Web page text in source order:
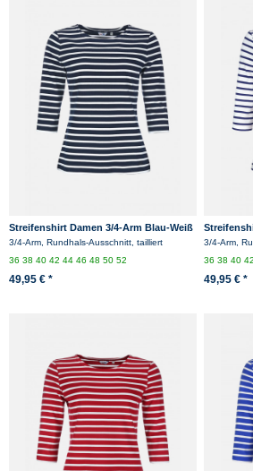
Streifenshirt Damen 3/4-Arm Blau-Weiß
Gestreift Ringelshirt
3/4-Arm, Rundhals-Ausschnitt, tailliert
363840424446485052
49,95 € *
Gestreift
3/4-Arm,
363840
49,95 € *